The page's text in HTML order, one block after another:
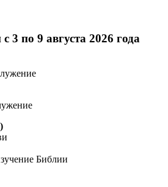
3 по 9 августа 2026 года
Библии